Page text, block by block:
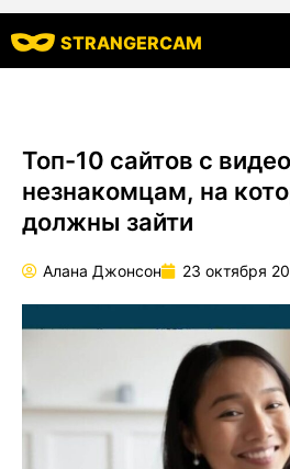
STRANGERCAM
Топ-10 сайтов с
незнакомцам, на
должны зайти
Алана Джонсон 23 октября